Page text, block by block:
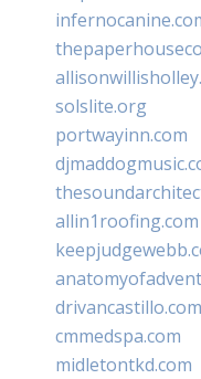
solslite.org
portwayinn.com
allin1roofing.com
drivancastillo.com
cmmedspa.com
midletontkd.com